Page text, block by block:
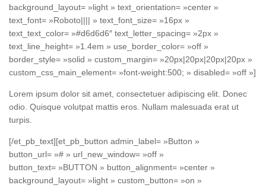
background_layout= »light » text_orientation= »center »
text_font= »Roboto|||| » text_font_size= »16px »
text_text_color= »#d6d6d6″ text_letter_spacing= »2px »
text_line_height= »1.4em » use_border_color= »off »
border_style= »solid » custom_margin= »20px|20px|20px|20px »
custom_css_main_element= »font-weight:500; » disabled= »off »]
Lorem ipsum dolor sit amet, consectetuer adipiscing elit. Donec
odio. Quisque volutpat mattis eros. Nullam malesuada erat ut
turpis.
[/et_pb_text][et_pb_button admin_label= »Button »
button_url= »# » url_new_window= »off »
button_text= »BUTTON » button_alignment= »center »
background_layout= »light » custom_button= »on »